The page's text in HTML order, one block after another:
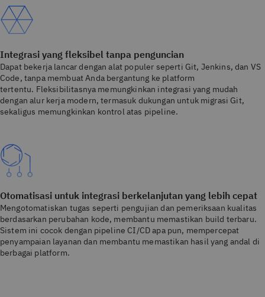
Integrasi yang fleksibel tanpa penguncian
Dapat bekerja lancar dengan alat populer seperti Git, Jenkins, dan VS
Code, tanpa membuat Anda bergantung ke platform
tertentu. Fleksibilitasnya memungkinkan integrasi yang mudah
dengan alur kerja modern, termasuk dukungan untuk migrasi Git,
sekaligus memungkinkan kontrol atas pipeline.
Otomatisasi untuk integrasi berkelanjutan yang lebih cepat
Mengotomatiskan tugas seperti pengujian dan pemeriksaan kualitas
berdasarkan perubahan kode, membantu memastikan build terbaru.
Sistem ini cocok dengan pipeline CI/CD apa pun, mempercepat
penyampaian layanan dan membantu memastikan hasil yang andal di
berbagai platform.